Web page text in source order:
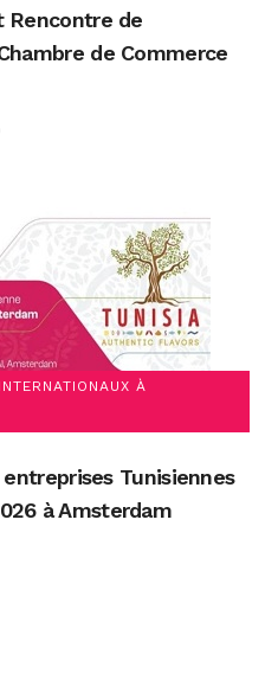
Rencontre de
de Commerce
À
Tunisiennes
à Amsterdam